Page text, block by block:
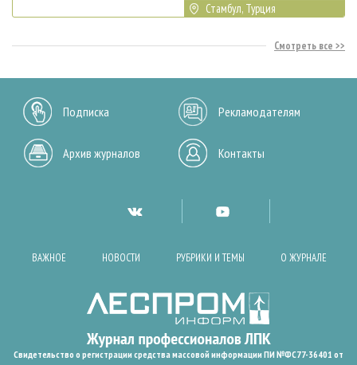
Стамбул, Турция
Смотреть все
Подписка Рекламодателям
Архив журналов Контакты
ВАЖНОЕ НОВОСТИ РУБРИКИ И ТЕМЫ О ЖУРНАЛЕ
Свидетельство о регистрации средства массовой информации ПИ №ФС77-36401 от